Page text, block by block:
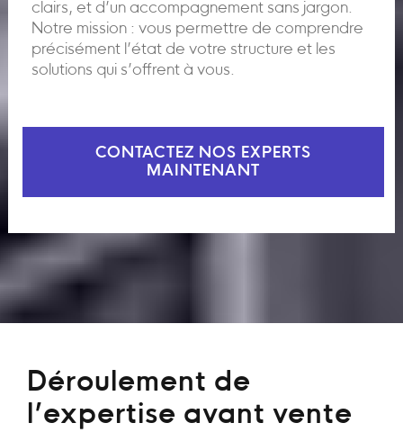
clairs, et d’un accompagnement sans jargon.
Notre mission : vous permettre de comprendre
précisément l’état de votre structure et les
solutions qui s’offrent à vous.
CONTACTEZ NOS EXPERTS
MAINTENANT
Déroulement de
l’expertise avant vente